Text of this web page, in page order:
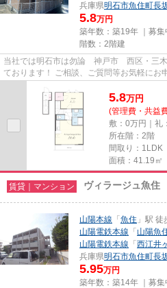
兵庫県明石市魚住町長
5.8万円
築年数：築19年 ｜募集
階数：2階建
当社では明石市は勿論 神戸市 西区・三木
ております！ ご相談、ご質問等お気軽にお
5.8万円
(管理費・共益
敷：0万円｜礼
所在階：2階
間取り：1LDK
面積：41.19㎡
賃貸｜マンション ヴィラージュ魚住
山陽本線 「 魚住 」駅 徒
山陽電鉄本線 「 山陽魚
山陽電鉄本線 「 西江井
兵庫県明石市魚住町長
5.95万円
築年数：築14年 ｜募集